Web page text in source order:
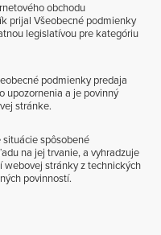
obchodu
prijal Všeobecné podmienky
legislatívou pre kategóriu
podmienky predaja
upozornenia a je povinný
stránke.
situácie spôsobené
na jej trvanie, a vyhradzuje
webovej stránky z technických
povinností.